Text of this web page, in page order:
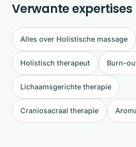
Verwante expertises
Alles over Holistische massage
Holistisch therapeut Burn-
Lichaamsgerichte therapie
Craniosacraal therapie